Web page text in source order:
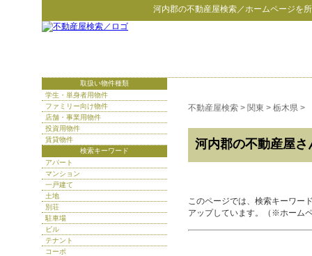
河内郡の不動産屋検索／ホームページを
不動産屋検索 > 関東 > 栃木県 >
河内郡の不動産屋さ
このページでは、検索キーワー
アップしています。（※ホーム
取扱い物件種類
学生・単身者用物件
ファミリー向け物件
店舗・事業用物件
投資用物件
賃貸物件
検索キーワード
アパート
マンション
一戸建て
土地
別荘
駐車場
ビル
テナント
コーポ